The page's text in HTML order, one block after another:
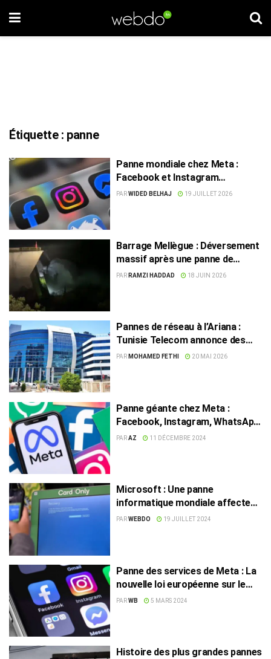
Étiquette : panne
Panne mondiale chez Meta :
Facebook et Instagram
perturbés, des millions
PARWIDED BELHAJ 19 JUILLET 2026
Barrage Mellègue : Déversement
massif après une panne de
vanne, alerte renforcée à
PAR RAMZI HADDAD 18 JUIN 2026
Pannes de réseau à l’Ariana :
Tunisie Telecom annonce des
poursuites
PAR MOHAMED FETHI 20 MAI 2026
Panne géante chez Meta :
Facebook, Instagram, WhatsApp
et Messenger touchés
PARAZ 11 DÉCEMBRE 2024
Microsoft : Une panne
informatique mondiale affecte
plusieurs pays
PARWEBDO 19 JUILLET 2024
Panne des services de Meta : La
nouvelle loi européenne sur le
numérique en est-elle la cause ?
PARWB 5 MARS 2024
Histoire des plus grandes pannes